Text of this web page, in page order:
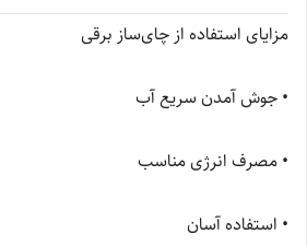
مزایای استفاده از چای‌ساز برقی
• جوش آمدن سریع آب
• مصرف انرژی مناسب
• استفاده آسان